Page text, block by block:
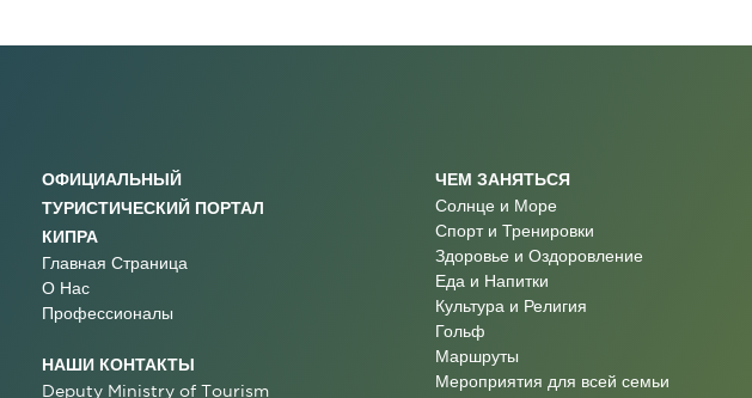
ОФИЦИАЛЬНЫЙ
ТУРИСТИЧЕСКИЙ ПОРТАЛ
КИПРА
Главная Страница
О Нас
Профессионалы
НАШИ КОНТАКТЫ
Deputy Ministry of Tourism
ЧЕМ ЗАНЯТЬСЯ
Солнце и Море
Спорт и Тренировки
Здоровье и Оздоровление
Еда и Напитки
Культура и Религия
Гольф
Маршруты
Мероприятия для всей семьи